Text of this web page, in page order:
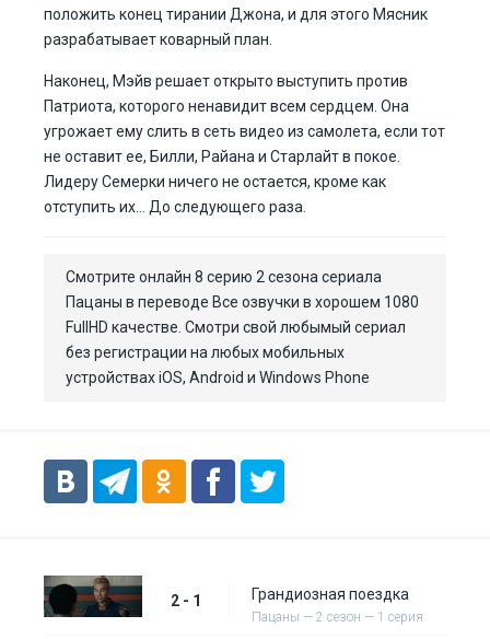
положить конец тирании Джона, и для этого Мясник
разрабатывает коварный план.
Наконец, Мэйв решает открыто выступить против
Патриота, которого ненавидит всем сердцем. Она
угрожает ему слить в сеть видео из самолета, если тот
не оставит ее, Билли, Райана и Старлайт в покое.
Лидеру Семерки ничего не остается, кроме как
отступить их… До следующего раза.
Смотрите онлайн 8 серию 2 сезона сериала
Пацаны в переводе Все озвучки в хорошем 1080
FullHD качестве. Смотри свой любымый сериал
без регистрации на любых мобильных
устройствах iOS, Android и Windows Phone
2 - 1 Грандиозная поездка
Пацаны — 2 сезон — 1 серия